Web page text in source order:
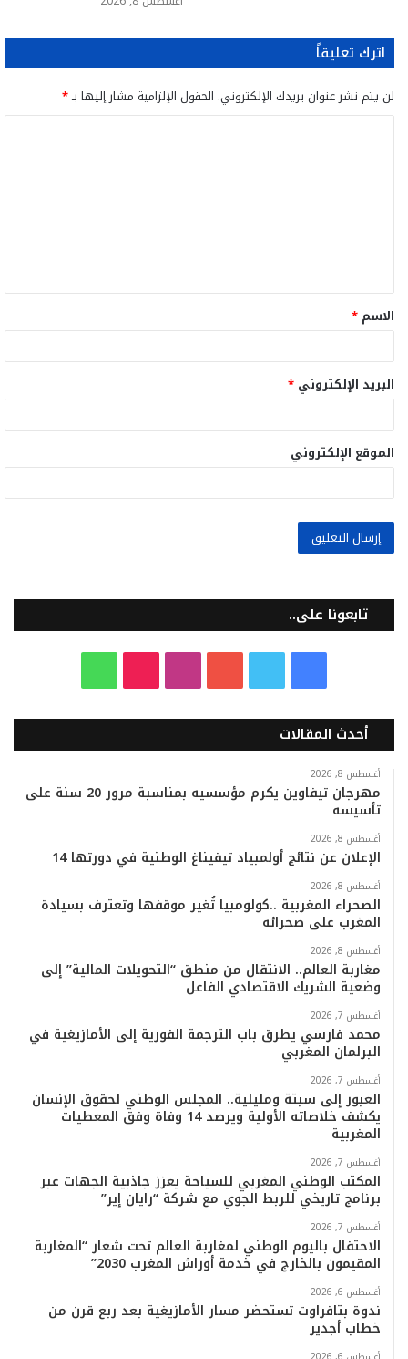
اترك تعليقاً
لن يتم نشر عنوان بريدك الإلكتروني. الحقول الإلزامية مشار إليها بـ*
ق
*
الاسم *
البريد الإلكتروني *
الموقع الإلكتروني
تابعونا على..
س
ك
ي
ت
ب
س
ر
k
k
ت
س
ب
أحدث المقالات
أغسطس 8, 2026
مهرجان تيفاوين يكرم مؤسسيه بمناسبة مرور 20 سنة على
تأسيسه
أغسطس 8, 2026
الإعلان عن نتائج أولمبياد تيفيناغ الوطنية في دورتها 14
أغسطس 8, 2026
الصحراء المغربية ..كولومبيا تُغير موقفها وتعترف بسيادة
المغرب على صحرائه
أغسطس 8, 2026
مغاربة العالم.. الانتقال من منطق “التحويلات المالية” إلى
وضعية الشريك الاقتصادي الفاعل
أغسطس 7, 2026
محمد فارسي يطرق باب الترجمة الفورية إلى الأمازيغية في
البرلمان المغربي
أغسطس 7, 2026
العبور إلى سبتة ومليلية.. المجلس الوطني لحقوق الإنسان
يكشف خلاصاته الأولية ويرصد 14 وفاة وفق المعطيات
المغربية
أغسطس 7, 2026
المكتب الوطني المغربي للسياحة يعزز جاذبية الجهات عبر
برنامج تاريخي للربط الجوي مع شركة “رايان إير”
أغسطس 7, 2026
الاحتفال باليوم الوطني لمغاربة العالم تحت شعار “المغاربة
المقيمون بالخارج في خدمة أوراش المغرب 2030”
أغسطس 6, 2026
ندوة بتافراوت تستحضر مسار الأمازيغية بعد ربع قرن من
خطاب أجدير